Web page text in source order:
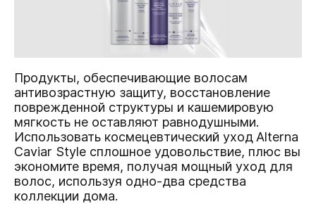
Продукты, обеспечивающие волосам
антивозрастную защиту, восстановление
поврежденной структуры и кашемировую
мягкость не оставляют равнодушными.
Использовать космецевтический уход Alterna
Caviar Style сплошное удовольствие, плюс вы
экономите время, получая мощный уход для
волос, используя одно-два средства
коллекции дома.